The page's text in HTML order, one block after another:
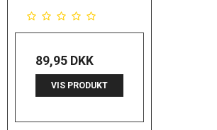
89,95 DKK
VIS PRODUKT